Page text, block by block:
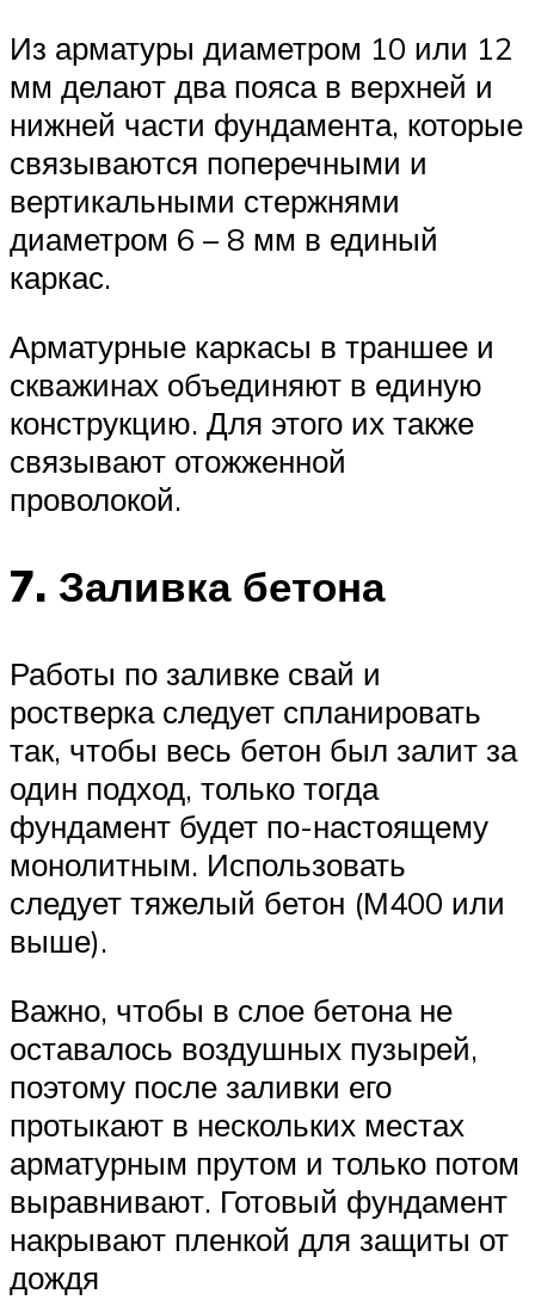
Из арматуры диаметром 10 или 12
мм делают два пояса в верхней и
нижней части фундамента, которые
связываются поперечными и
вертикальными стержнями
диаметром 6 – 8 мм в единый
каркас.
Арматурные каркасы в траншее и
скважинах объединяют в единую
конструкцию. Для этого их также
связывают отожженной
проволокой.
7. Заливка бетона
Работы по заливке свай и
ростверка следует спланировать
так, чтобы весь бетон был залит за
один подход, только тогда
фундамент будет по-настоящему
монолитным. Использовать
следует тяжелый бетон (М400 или
выше).
Важно, чтобы в слое бетона не
оставалось воздушных пузырей,
поэтому после заливки его
протыкают в нескольких местах
арматурным прутом и только потом
выравнивают. Готовый фундамент
накрывают пленкой для защиты от
дождя